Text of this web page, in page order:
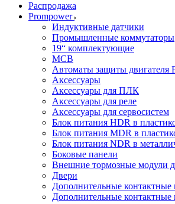
Распродажа
Prompower
Индуктивные датчики
Промышленные коммутаторы
19“ комплектующие
MCB
Автоматы защиты двигателя
Аксессуары
Аксессуары для ПЛК
Аксессуары для реле
Аксессуары для сервосистем
Блок питания HDR в
Блок питания MDR в
Блок питания NDR в
Боковые панели
Внешние тормозные модули
Двери
Дополнительные контактные
Дополнительные контактные